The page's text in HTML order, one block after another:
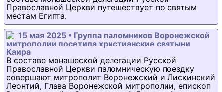
Православной Церкви путешествует по святым
местам Египта.
15 мая 2025 • Группа паломников Воронежской
митрополии посетила христианские святыни
Каира
В составе монашеской делегации Русской
Православной Церкви паломническую поездку
совершают митрополит Воронежский и Лискинский
Леонтий, Глава Воронежской митрополии, епископ